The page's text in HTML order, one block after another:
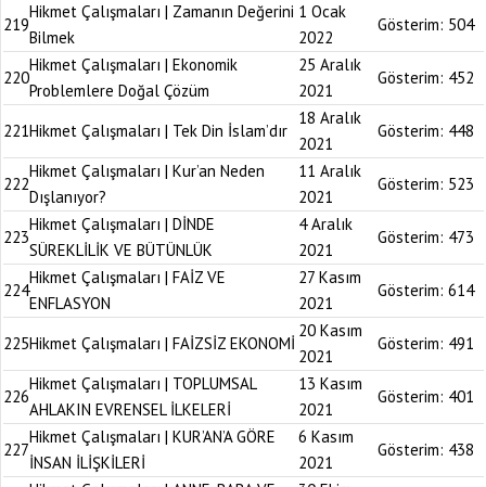
219
Hikmet Çalışmaları | Zamanın Değerini
Bilmek
1 Ocak
2022
Gösterim: 504
220
Hikmet Çalışmaları | Ekonomik
Problemlere Doğal Çözüm
25 Aralık
2021
Gösterim: 452
221Hikmet Çalışmaları | Tek Din İslam’dır
18 Aralık
2021
Gösterim: 448
222
Hikmet Çalışmaları | Kur’an Neden
Dışlanıyor?
11 Aralık
2021
Gösterim: 523
223
Hikmet Çalışmaları | DİNDE
SÜREKLİLİK VE BÜTÜNLÜK
4 Aralık
2021
Gösterim: 473
224
Hikmet Çalışmaları | FAİZ VE
ENFLASYON
27 Kasım
2021
Gösterim: 614
225Hikmet Çalışmaları | FAİZSİZ EKONOMİ
20 Kasım
2021
Gösterim: 491
226
Hikmet Çalışmaları | TOPLUMSAL
AHLAKIN EVRENSEL İLKELERİ
13 Kasım
2021
Gösterim: 401
227
Hikmet Çalışmaları | KUR’AN’A GÖRE
İNSAN İLİŞKİLERİ
6 Kasım
2021
Gösterim: 438